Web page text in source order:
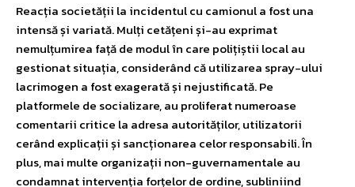
Reacția societății la incidentul cu camionul a fost una
intensă și variată. Mulți cetățeni și-au exprimat
nemulțumirea față de modul în care polițiștii local au
gestionat situația, considerând că utilizarea spray-ului
lacrimogen a fost exagerată și nejustificată. Pe
platformele de socializare, au proliferat numeroase
comentarii critice la adresa autorităților, utilizatorii
cerând explicații și sancționarea celor responsabili. În
plus, mai multe organizații non-guvernamentale au
condamnat intervenția forțelor de ordine, subliniind